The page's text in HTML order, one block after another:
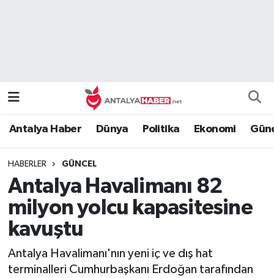
Antalya Haber Dünya Politika Ekonomi
HABERLER GÜNCEL
Antalya Havalimanı 82
milyon yolcu kapasitesine
kavuştu
Antalya Havalimanı'nın yeni iç ve dış hat
terminalleri Cumhurbaşkanı Erdoğan tarafından
Genel
Güncel
Güvenlik
Namaz Vakitleri
Tüm Manşetler
Son Dakika Haberleri
Haber Arşivi